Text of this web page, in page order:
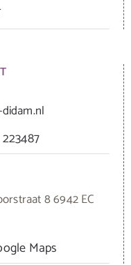
8 6942 EC
Maps